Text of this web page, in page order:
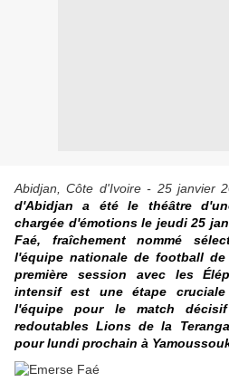
Abidjan, Côte d'Ivoire - 25 janvier
d'Abidjan a été le théâtre
chargée d'émotions le jeudi 25
Faé, fraîchement nommé
l'équipe nationale de football
première session avec les
intensif est une étape
l'équipe pour le match
redoutables Lions de la
pour lundi prochain à